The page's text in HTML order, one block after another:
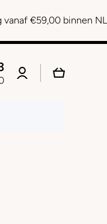
binnen NL 📞
Log
in